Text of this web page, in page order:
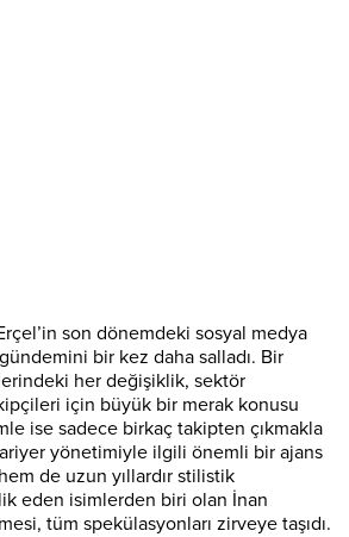
son dönemdeki sosyal medya
bir kez daha salladı. Bir
her değişiklik, sektör
için büyük bir merak konusu
ise sadece birkaç takipten çıkmakla
yönetimiyle ilgili önemli bir ajans
de uzun yıllardır stilistik
eden isimlerden biri olan İnan
tüm spekülasyonları zirveye taşıdı.